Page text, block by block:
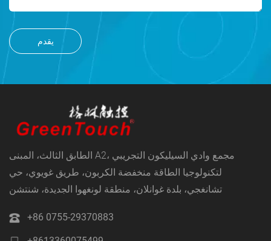
يقدم
الطابق الثالث، المبنى A2، مجمع وادي السيليكون التجريبي
لتكنولوجيا الطاقة منخفضة الكربون، طريق غويوي، حي
تشانغجي، بلدة غوانلان، منطقة لونغهوا الجديدة، شنتشن
+86 0755-29370883